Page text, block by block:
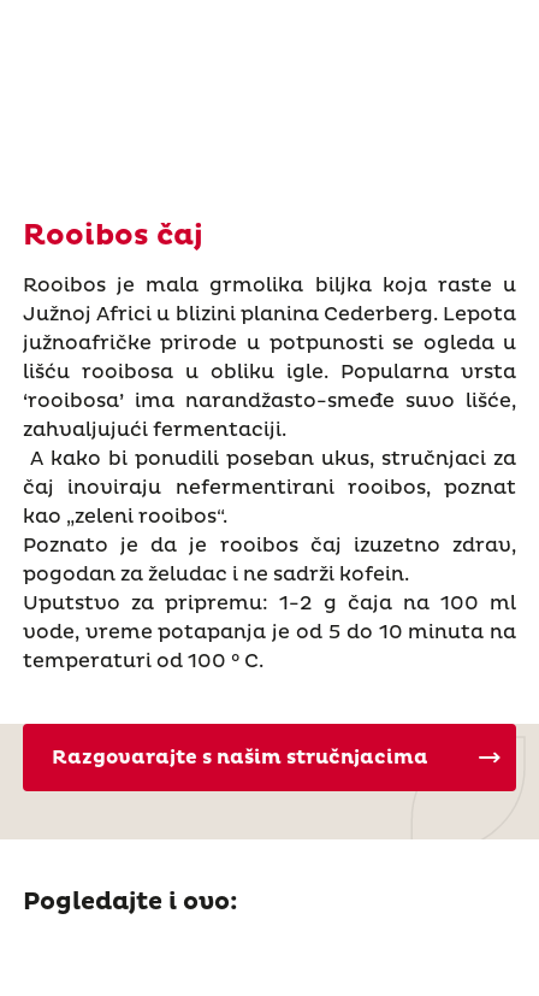
Rooibos čaj
Rooibos je mala grmolika biljka koja raste u
Južnoj Africi u blizini planina Cederberg. Lepota
južnoafričke prirode u potpunosti se ogleda u
lišću rooibosa u obliku igle. Popularna vrsta
‘rooibosa’ ima narandžasto-smeđe suvo lišće,
zahvaljujući fermentaciji.
A kako bi ponudili poseban ukus, stručnjaci za
čaj inoviraju nefermentirani rooibos, poznat
kao „zeleni rooibos“.
Poznato je da je rooibos čaj izuzetno zdrav,
pogodan za želudac i ne sadrži kofein.
Uputstvo za pripremu: 1-2 g čaja na 100 ml
vode, vreme potapanja je od 5 do 10 minuta na
temperaturi od 100 ° C.
Razgovarajte s našim stručnjacima
Pogledajte i ovo: